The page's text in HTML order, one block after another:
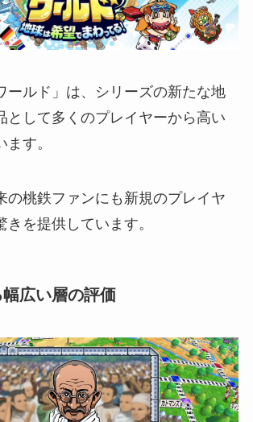
ールド」は、シリーズの新たな地
として多くのプレイヤーから高い
す。
の桃鉄ファンにも新規のプレイヤ
きを提供しています。
広い層の評価